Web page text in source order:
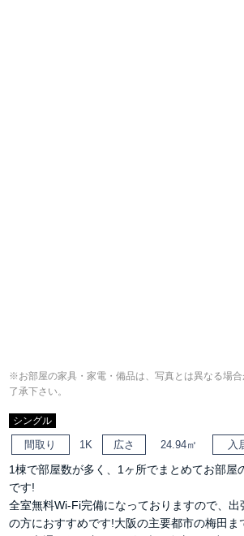
※お部屋の家具・家電・備品は、写真とは異なる場
了承下さい。
シングル
間取り 1K 広さ 24.94㎡ 入
1棟で部屋数が多く、1ヶ所でまとめてお部屋
です!
全室無料Wi-Fi完備になっておりますので、出
の方におすすめです!大阪の主要都市の梅田ま